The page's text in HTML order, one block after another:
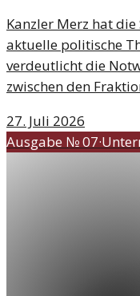
Kanzler Merz hat
aktuelle politische
verdeutlicht die
zwischen den
27. Juli 2026
Ausgabe №07·